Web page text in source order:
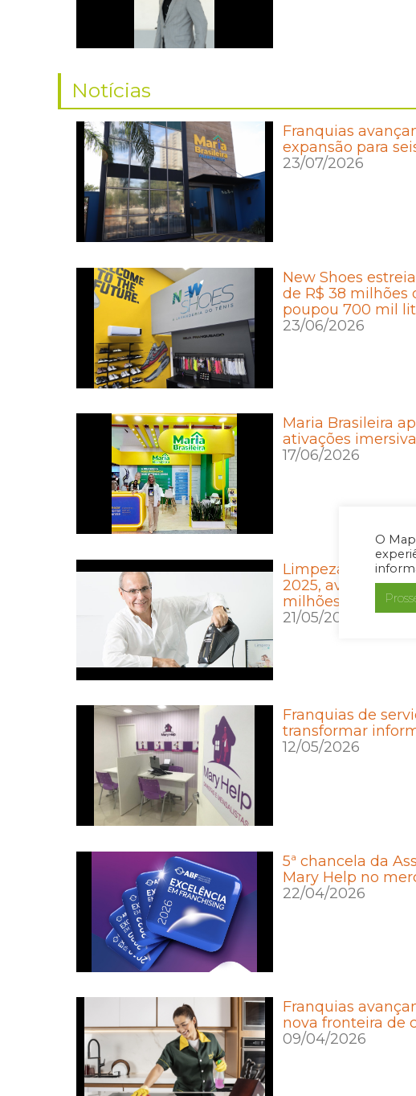
O
Notícias
Franquias
expansão para
23/07/2026
New Shoes
de R$ 38 milhões
poupou 700 mil
23/06/2026
Maria Brasileira
ativações
17/06/2026
Limpeza com
2025, avança
milhões em cinco
21/05/2026
Franquias de
transformar
12/05/2026
5ª chancela da
Mary Help no
22/04/2026
Franquias
nova fronteira de
09/04/2026